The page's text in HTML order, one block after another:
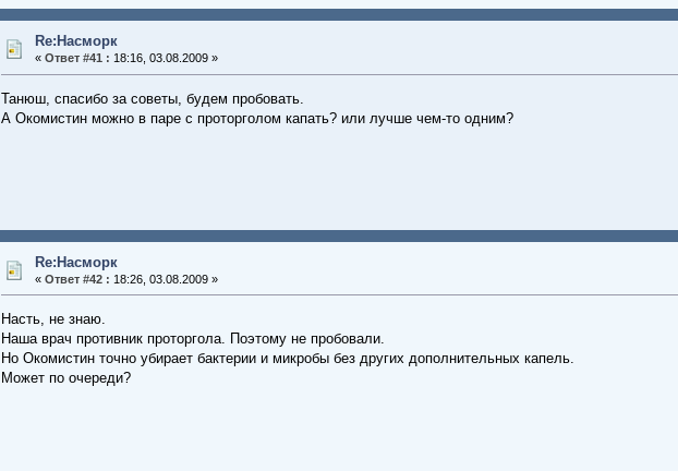
Re:Насморк
« Ответ #41 : 18:16, 03.08.2009 »
Танюш, спасибо за советы, будем пробовать.
А Окомистин можно в паре с проторголом капать? или лучше чем-то одним?
Re:Насморк
« Ответ #42 : 18:26, 03.08.2009 »
Насть, не знаю.
Наша врач противник проторгола. Поэтому не пробовали.
Но Окомистин точно убирает бактерии и микробы без других дополнительных капель.
Может по очереди?